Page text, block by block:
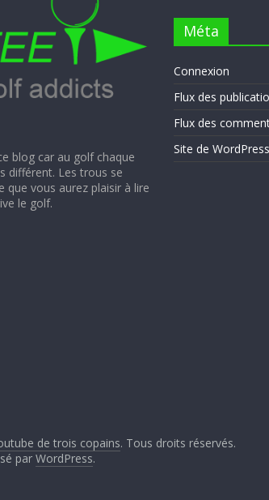
blog car au golf chaque
différent. Les trous se
que vous aurez plaisir à lire
le golf.
Méta
Connexion
Flux des
Flux des
Site de
de trois copains. Tous droits réservés.
par WordPress.